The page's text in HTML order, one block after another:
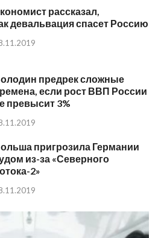
рассказал,
девальвация спасет Россию
предрек сложные
если рост ВВП России
превысит 3%
пригрозила Германии
из-за «Северного
2»